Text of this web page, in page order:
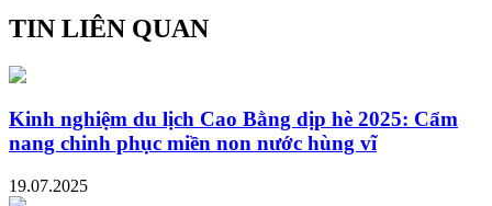
TIN LIÊN QUAN
Kinh nghiệm du lịch Cao Bằng dịp hè 2025: Cẩm
nang chinh phục miền non nước hùng vĩ
19.07.2025